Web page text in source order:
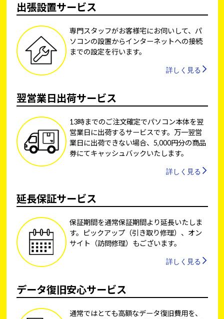
出張設置サービス
専門スタッフがお客様宅にお伺いして、パ
ソコンの設置からインターネットへの接続
までの設定を行います。
詳しく見る
翌営業日出荷サービス
13時までのご注文確定でパソコン本体を翌
営業日に出荷するサービスです。万一翌営
業日に出荷できない場合、5,000円分の商品
券にてキャッシュバックいたします。
詳しく見る
延長保証サービス
保証期間を通常保証期間より延長いたしま
す。ピックアップ（引き取り修理）、オン
サイト（訪問修理）もございます。
詳しく見る
データ復旧安心サービス
通常ではとても高額なデータ復旧費用を、